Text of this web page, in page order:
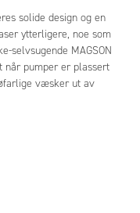
solide design og en
ytterligere, noe som
selvsugende MAGSON
når pumper er plassert
væsker ut av